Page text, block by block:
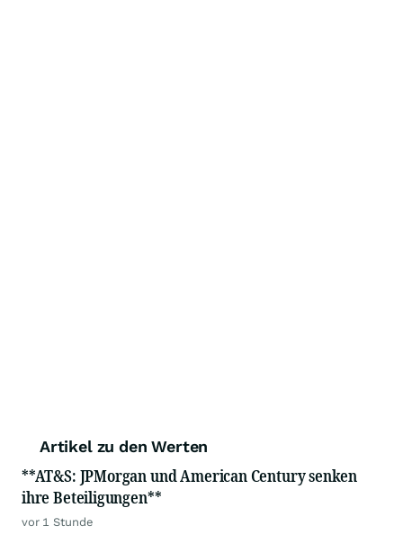
Artikel zu den Werten
**AT&S: JPMorgan und American Century senken
ihre Beteiligungen**
vor 1 Stunde